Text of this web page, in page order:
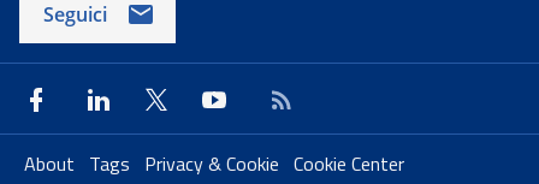
Seguici
About Tags Privacy & Cookie Cookie Center